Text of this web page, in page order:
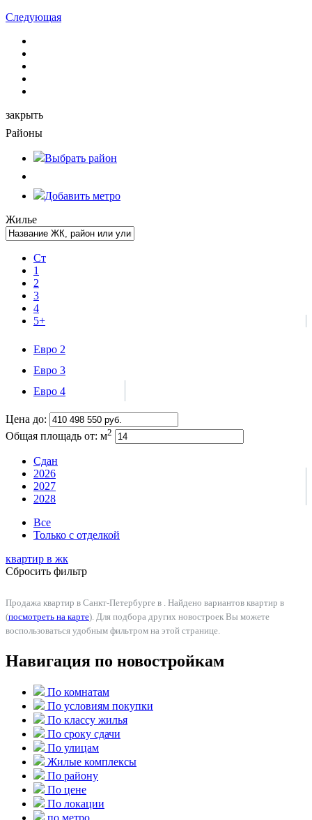
Следующая
закрыть
Районы
Выбрать район
Добавить метро
Жилье
Ст
1
2
3
4
5+
Евро 2
Евро 3
Евро 4
Цена до:
Общая площадь от: м2
Сдан
2026
2027
2028
Все
Только с отделкой
квартир в жк
Сбросить фильтр
Продажа квартир в Санкт-Петербурге в . Найдено вариантов квартир в
(посмотреть на карте). Для подбора других новостроек Вы можете
воспользоваться удобным фильтром на этой странице.
Навигация по новостройкам
По комнатам
По условиям покупки
По классу жилья
По сроку сдачи
По улицам
Жилые комплексы
По району
По цене
По локации
по метро